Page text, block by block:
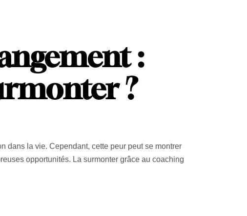
:
?
dans la vie. Cependant, cette peur peut se montrer
opportunités. La surmonter grâce au coaching